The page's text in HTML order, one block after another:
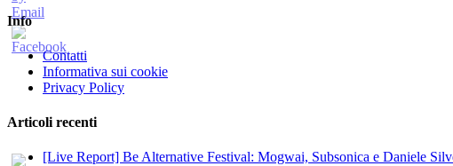
Info
Contatti
Informativa sui cookie
Privacy Policy
Articoli recenti
[Live Report] Be Alternative Festival: Mogwai, Subsonica e Daniele